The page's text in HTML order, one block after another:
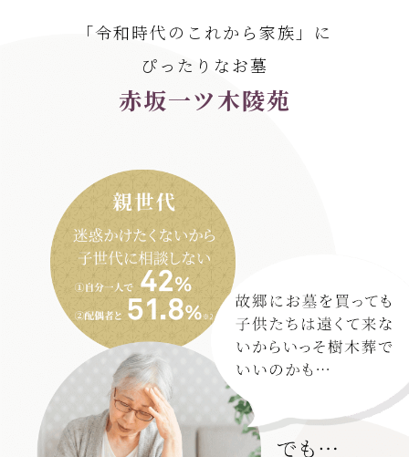
「令和時代のこれから家族」に
ぴったりなお墓
赤坂一ツ木陵苑